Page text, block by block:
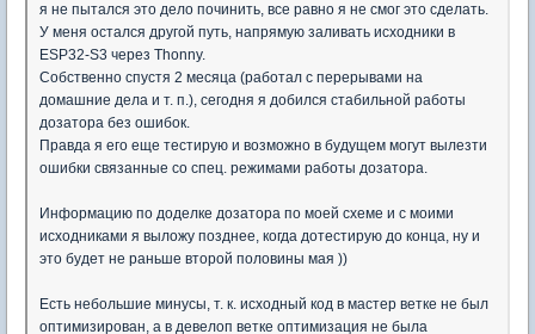
я не пытался это дело починить, все равно я не смог это сделать.
У меня остался другой путь, напрямую заливать исходники в
ESP32-S3 через Thonny.
Собственно спустя 2 месяца (работал с перерывами на
домашние дела и т. п.), сегодня я добился стабильной работы
дозатора без ошибок.
Правда я его еще тестирую и возможно в будущем могут вылезти
ошибки связанные со спец. режимами работы дозатора.
Информацию по доделке дозатора по моей схеме и с моими
исходниками я выложу позднее, когда дотестирую до конца, ну и
это будет не раньше второй половины мая ))
Есть небольшие минусы, т. к. исходный код в мастер ветке не был
оптимизирован, а в девелоп ветке оптимизация не была